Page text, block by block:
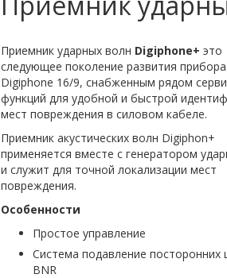
Приемник ударных волн Digiphone+ это
следующее поколение развития прибора
Digiphone 16/9, снабженным рядом
функций для удобной и быстрой
мест повреждения в силовом кабеле.
Приемник акустических волн Digiphon+
применяется вместе с генератором
и служит для точной локализации мест
повреждения.
Особенности
Простое управление
Система подавление посторонних
BNR